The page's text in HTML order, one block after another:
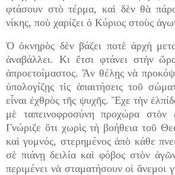
φτάσουν στὸ τέρμα, καὶ δὲν θὰ
νίκης, ποὺ χαρίζει ὁ Κύριος στοὺς
Ὁ ὀκνηρὸς δὲν βάζει ποτὲ ἀρχὴ
ἀναβάλλει. Κι ἔτσι φτάνει στὴν
ἀπροετοίμαστος. Ἂν θέλῃς νὰ
ὑπολογίζῃς τὶς ἀπαιτήσεις τοῦ
εἶναι ἐχθρὸς τῆς ψυχῆς. Ἔχε τὴν
μὲ ταπεινοφροσύνη προχώρα στὸν
Γνώριζε ὅτι χωρὶς τὴ βοήθεια τοῦ
καὶ γυμνός, στερημένος ἀπὸ κάθε
σὲ πιάνῃ δειλία καὶ φόβος στὸν
περιμένει νὰ σταματήσουν οἱ ἄνεμοι